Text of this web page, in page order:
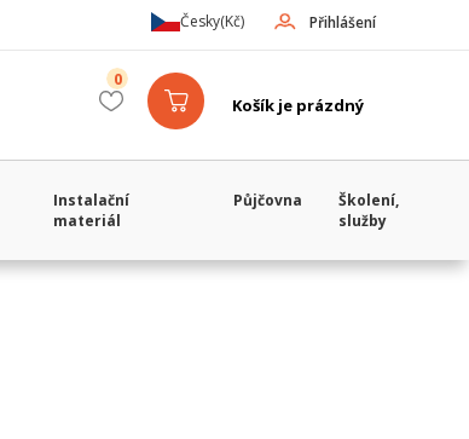
Přihlášení
Česky(Kč)
Košík je prázdný
0
Instalační
materiál
Půjčovna
Školení,
služby